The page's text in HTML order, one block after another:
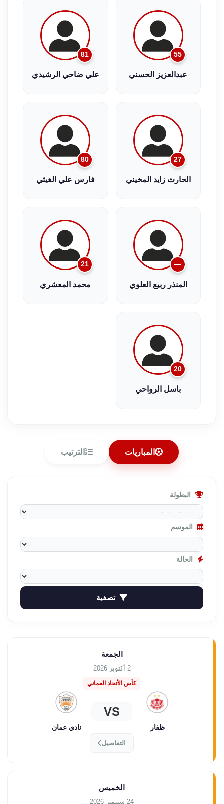
55
عبدالعزيز الحسني
81
علي ضاحي الرشيدي
27
الحارث زايد المخيني
80
فارس علي الغيثي
—
المنذر ربيع العلوي
21
محمد المعشري
20
باسل الرواحي
المباريات الترتيب
البطولة
الموسم
الحالة
تصفية
الجمعة
2 أكتوبر 2026
كأس الأتحاد العماني
ظفار
VS
نادي عمان
التفاصيل
الخميس
24 سبتمبر 2026